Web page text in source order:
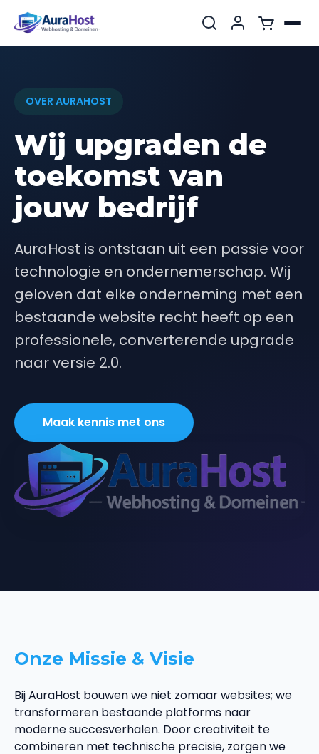
OVER AURAHOST
Wij upgraden de
toekomst van
jouw bedrijf
AuraHost is ontstaan uit een passie voor
technologie en ondernemerschap. Wij
geloven dat elke onderneming met een
bestaande website recht heeft op een
professionele, converterende upgrade
naar versie 2.0.
Maak kennis met ons
Onze Missie & Visie
Bij AuraHost bouwen we niet zomaar websites; we
transformeren bestaande platforms naar
moderne succesverhalen. Door creativiteit te
combineren met technische precisie, zorgen we